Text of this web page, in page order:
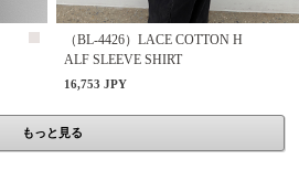
（BL-4426）LACE COTTON H
ALF SLEEVE SHIRT
16,753 JPY
もっと見る